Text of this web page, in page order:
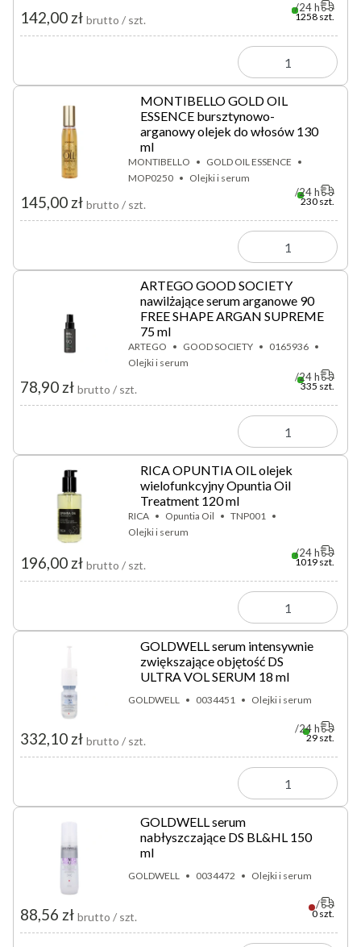
142,00 zł brutto / szt. 1258 szt.
24 h
MONTIBELLO GOLD OIL
ESSENCE bursztynowo-
arganowy olejek do włosów 130
ml
MONTIBELLO
GOLD OIL ESSENCE
MOP0250
Olejki i serum
145,00 zł brutto / szt. 230 szt.
24 h
ARTEGO GOOD SOCIETY
nawilżające serum arganowe 90
FREE SHAPE ARGAN SUPREME
75 ml
ARTEGO GOOD SOCIETY
0165936
Olejki i serum
78,90 zł brutto / szt. 335 szt.
24 h
RICA OPUNTIA OIL olejek
wielofunkcyjny Opuntia Oil
Treatment 120 ml
RICA Opuntia Oil
TNP001
Olejki i serum
196,00 zł brutto / szt. 1019 szt.
24 h
GOLDWELL serum intensywnie
zwiększające objętość DS
ULTRA VOL SERUM 18 ml
GOLDWELL 0034451 Olejki i serum
332,10 zł brutto / szt. 29 szt.
24 h
GOLDWELL serum
nabłyszczające DS BL&HL 150
ml
GOLDWELL 0034472 Olejki i serum
88,56 zł brutto / szt. 0 szt.